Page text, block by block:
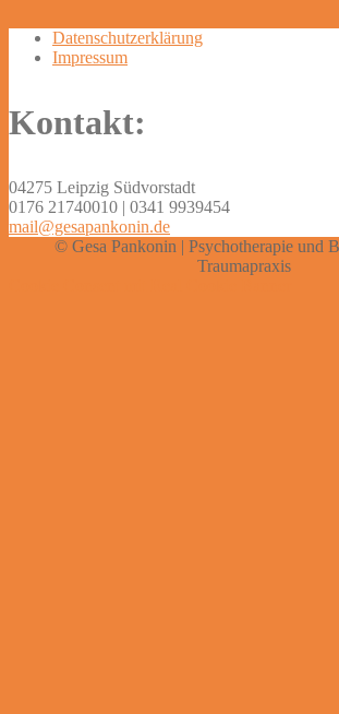
navigation
Datenschutzerklärung
Impressum
Kontakt:
04275 Leipzig Südvorstadt
0176 21740010 | 0341 9939454
mail@gesapankonin.de
© Gesa Pankonin | Psychotherapie und
Traumapraxis